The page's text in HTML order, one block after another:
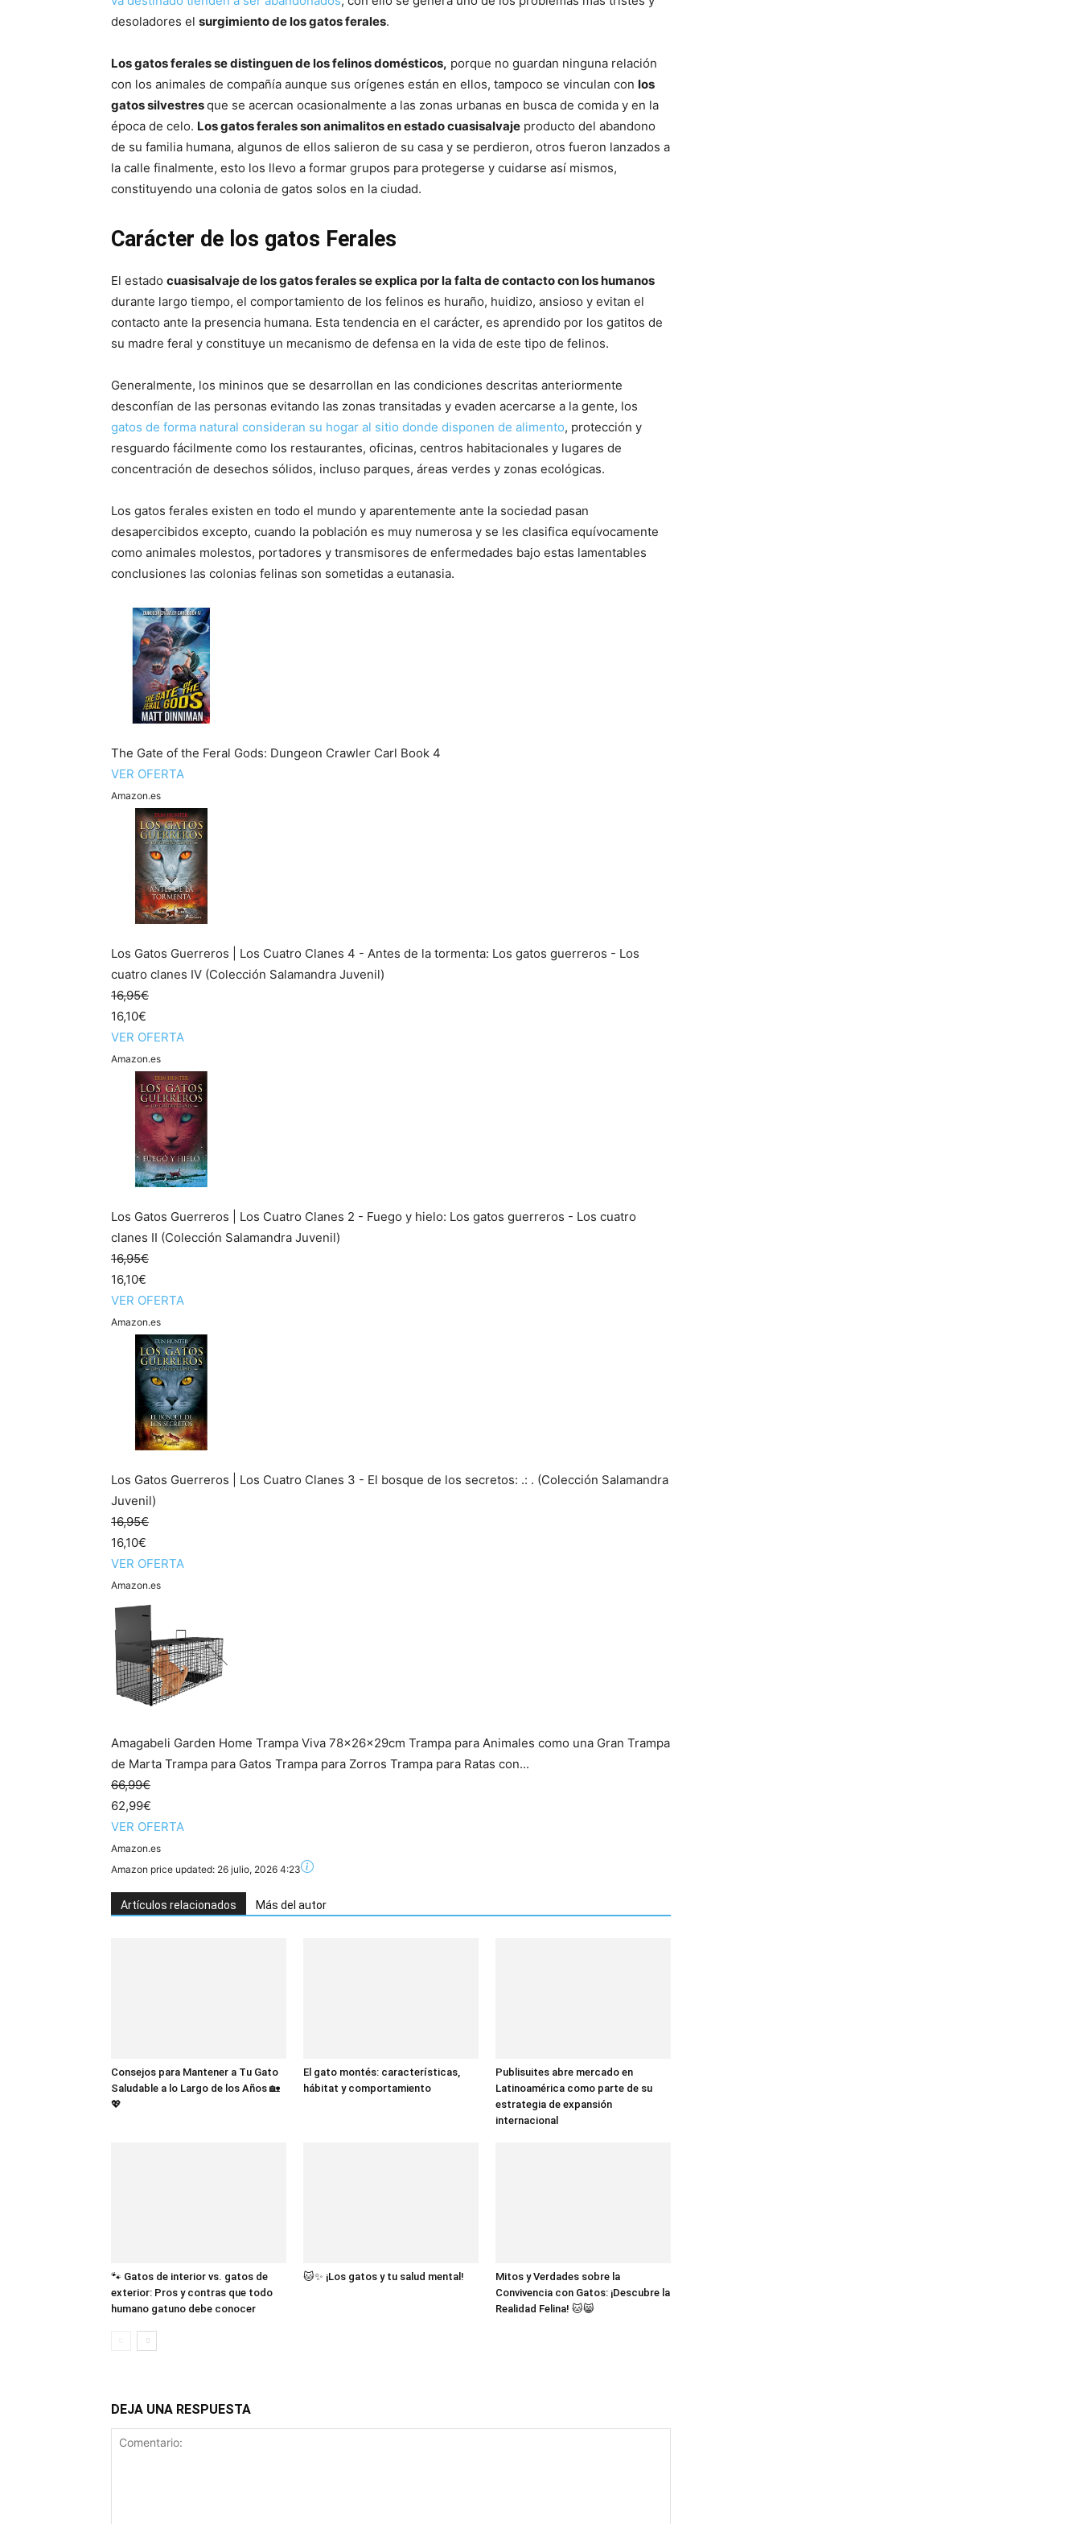
Fotos
desoladores el surgimiento de los gatos ferales.
Los gatos ferales se distinguen de los felinos domésticos, porque no guardan ninguna relación
con los animales de compañía aunque sus orígenes están en ellos, tampoco se vinculan con los
gatos silvestresque se acercan ocasionalmente a las zonas urbanas en busca de comida y en la
época de celo. Los gatos ferales son animalitos en estado cuasisalvaje producto del abandono
de su familia humana, algunos de ellos salieron de su casa y se perdieron, otros fueron lanzados a
la calle finalmente, esto los llevo a formar grupos para protegerse y cuidarse así mismos,
constituyendo una colonia de gatos solos en la ciudad.
Carácter de los gatos Ferales
El estado cuasisalvaje de los gatos ferales se explica por la falta de contacto con los humanos
durante largo tiempo, el comportamiento de los felinos es huraño, huidizo, ansioso y evitan el
contacto ante la presencia humana. Esta tendencia en el carácter, es aprendido por los gatitos de
su madre feral y constituye un mecanismo de defensa en la vida de este tipo de felinos.
Generalmente, los mininos que se desarrollan en las condiciones descritas anteriormente
desconfían de las personas evitando las zonas transitadas y evaden acercarse a la gente, los
gatos de forma natural consideran su hogar al sitio donde disponen de alimento, protección y
resguardo fácilmente como los restaurantes, oficinas, centros habitacionales y lugares de
concentración de desechos sólidos, incluso parques, áreas verdes y zonas ecológicas.
Los gatos ferales existen en todo el mundo y aparentemente ante la sociedad pasan
desapercibidos excepto, cuando la población es muy numerosa y se les clasifica equívocamente
como animales molestos, portadores y transmisores de enfermedades bajo estas lamentables
conclusiones las colonias felinas son sometidas a eutanasia.
The Gate of the Feral Gods: Dungeon Crawler Carl Book 4
VER OFERTA
Amazon.es
Los Gatos Guerreros | Los Cuatro Clanes 4 - Antes de la tormenta: Los gatos guerreros - Los
cuatro clanes IV (Colección Salamandra Juvenil)
16,95€
16,10€
VER OFERTA
Amazon.es
Los Gatos Guerreros | Los Cuatro Clanes 2 - Fuego y hielo: Los gatos guerreros - Los cuatro
clanes II (Colección Salamandra Juvenil)
16,95€
16,10€
VER OFERTA
Amazon.es
Los Gatos Guerreros | Los Cuatro Clanes 3 - El bosque de los secretos: .: . (Colección Salamandra
Juvenil)
16,95€
16,10€
VER OFERTA
Amazon.es
Amagabeli Garden Home Trampa Viva 78x26x29cm Trampa para Animales como una Gran Trampa
de Marta Trampa para Gatos Trampa para Zorros Trampa para Ratas con...
66,99€
62,99€
VER OFERTA
Amazon.es
Amazon price updated: 26 julio, 2026 4:23
Artículos relacionados Más del autor
Consejos para Mantener a Tu Gato
Saludable a lo Largo de los Años 🏡
💖
El gato montés: características,
hábitat y comportamiento
Publisuites abre mercado en
Latinoamérica como parte de su
estrategia de expansión
internacional
🐾 Gatos de interior vs. gatos de
exterior: Pros y contras que todo
humano gatuno debe conocer
🐱✨ ¡Los gatos y tu salud mental!
Mitos y Verdades sobre la
Convivencia con Gatos: ¡Descubre la
Realidad Felina! 🐱😸
DEJA UNA RESPUESTA